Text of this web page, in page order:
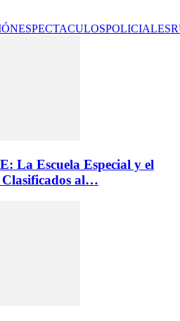
ESPECTACULOSPOLICIALES
La Escuela Especial y el
al…